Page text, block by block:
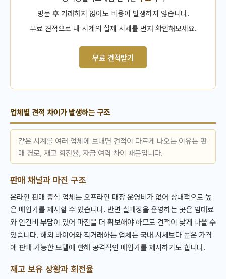
방문 후 거래하지 않아도 비용이 발생하지 않습니다.
무료 견적으로 내 시계의 실제 시세를 먼저 확인해보세요.
무료 견적받기
업체별 견적 차이가 발생하는 구조
같은 시계를 여러 업체에 보내면 견적이 다르게 나오는 이유는 판
매 경로, 재고 회전율, 자금 여력 차이 때문입니다.
판매 채널과 마진 구조
온라인 판매 중심 업체는 오프라인 매장 운영비가 없어 상대적으로 높
은 매입가를 제시할 수 있습니다. 반면 실매장을 운영하는 곳은 임대료
와 인건비 부담이 있어 마진을 더 확보해야 하므로 견적이 낮게 나올 수
있습니다. 해외 바이어와 직거래하는 업체는 국내 시세보다 높은 가격
에 판매 가능한 모델에 한해 공격적인 매입가를 제시하기도 합니다.
재고 보유 상황과 회전율